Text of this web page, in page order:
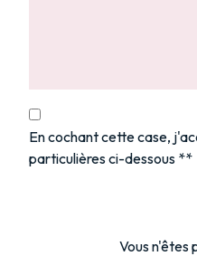
En cochant cette case,
particulières ci-dessous **
Vous n'êtes